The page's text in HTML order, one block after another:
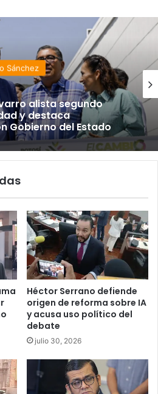
Sánchez
alista segundo
y destaca
Gobierno del Estado
Héctor Serrano defiende
origen de reforma sobre IA
y acusa uso político del
debate
julio 30, 2026